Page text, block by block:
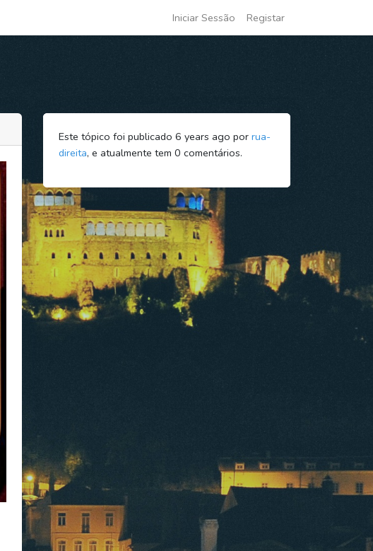
Iniciar Sessão Registar
Este tópico foi publicado 6 years ago por rua-
direita, e atualmente tem 0 comentários.